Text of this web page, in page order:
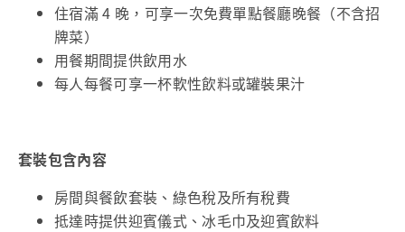
住宿滿 4 晚，可享一次免費單點餐廳晚餐（不含招
牌菜）
用餐期間提供飲用水
每人每餐可享一杯軟性飲料或罐裝果汁
套裝包含內容
房間與餐飲套裝、綠色稅及所有稅費
抵達時提供迎賓儀式、冰毛巾及迎賓飲料